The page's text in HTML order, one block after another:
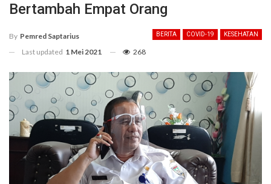
Bertambah Empat Orang
BERITA COVID-19 KESEHATAN
By Pemred Saptarius
Last updated 1 Mei 2021 268